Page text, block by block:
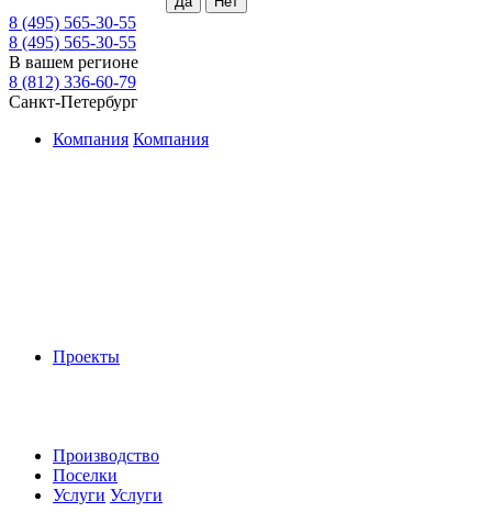
8 (495) 565-30-55
8 (495) 565-30-55
В вашем регионе
8 (812) 336-60-79
Санкт-Петербург
Компания Компания
Проекты
Производство
Поселки
Услуги Услуги